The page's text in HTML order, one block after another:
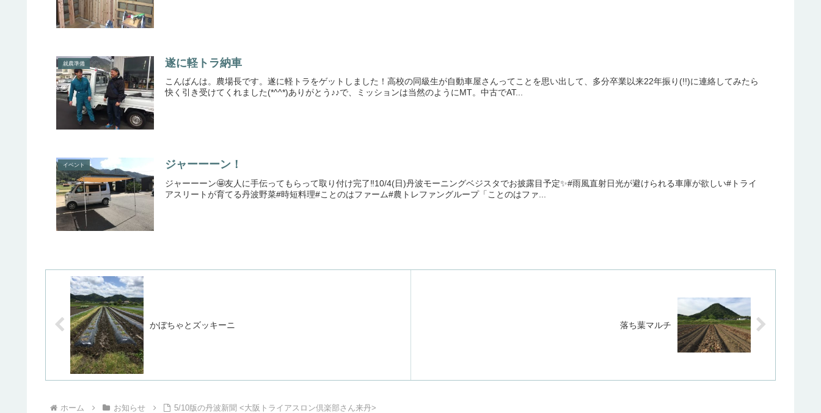
就農準備 遂に軽トラ納車
こんばんは。農場長です。遂に軽トラをゲットしました！高校の同級生が自動車屋さんってことを思い出して、多分卒業以来22年振り(!!)に連絡してみたら
快く引き受けてくれました(*^^*)ありがとう♪♪で、ミッションは当然のようにMT。中古でAT...
イベント ジャーーーン！
ジャーーーン🤩友人に手伝ってもらって取り付け完了‼️10/4(日)丹波モーニングベジスタでお披露目予定✨#雨風直射日光が避けられる車庫が欲しい#トライ
アスリートが育てる丹波野菜#時短料理#ことのはファーム#農トレファングループ「ことのはファ...
かぼちゃとズッキーニ 落ち葉マルチ
ホーム お知らせ 5/10版の丹波新聞 <大阪トライアスロン倶楽部さん来丹>